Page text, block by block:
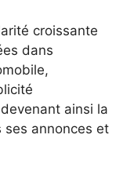
croissante
dans
ainsi la
ses annonces et